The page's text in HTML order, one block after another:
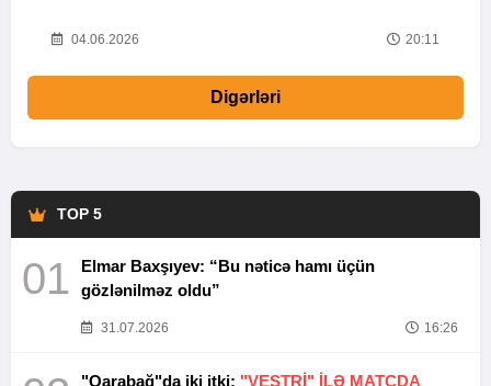
04.06.2026 20:11
Digərləri
TOP 5
01
Elmar Baxşıyev: “Bu nəticə hamı üçün
gözlənilməz oldu”
31.07.2026 16:26
"Qarabağ"da iki itki: "VESTRİ" İLƏ MATÇDA